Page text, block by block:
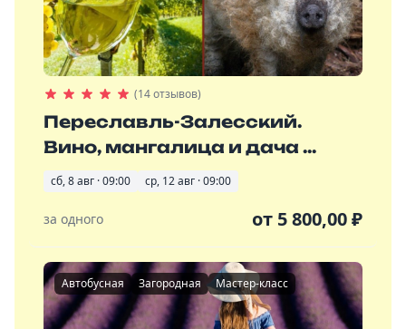
(14 отзывов)
Переславль-Залесский.
Вино, мангалица и дача ...
сб, 8 авг · 09:00 ср, 12 авг · 09:00
за одного от 5 800,00₽
Автобусная Загородная Мастер-класс